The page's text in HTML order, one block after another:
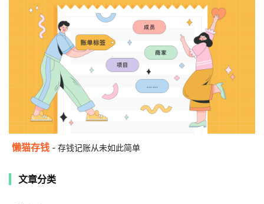
懒猫存钱 - 存钱记账从未如此简单
文章分类